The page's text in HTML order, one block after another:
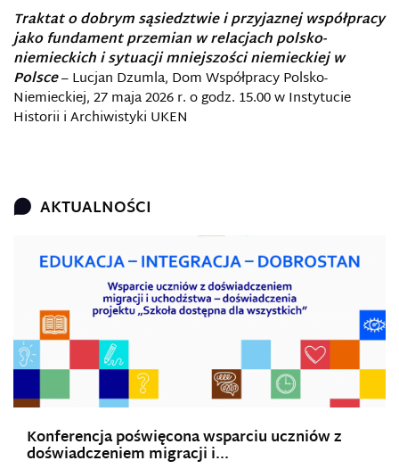
Traktat o dobrym sąsiedztwie i przyjaznej współpracy
jako fundament przemian w relacjach polsko-
niemieckich i sytuacji mniejszości niemieckiej w
Polsce– Lucjan Dzumla, Dom Współpracy Polsko-
Niemieckiej, 27 maja 2026 r. o godz. 15.00 w Instytucie
Historii i Archiwistyki UKEN
AKTUALNOŚCI
Konferencja poświęcona wsparciu uczniów z
doświadczeniem migracji i...